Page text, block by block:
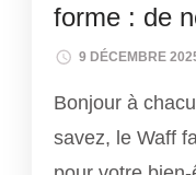
forme : de
9 DÉCEMBRE
Bonjour à
savez, le Waff